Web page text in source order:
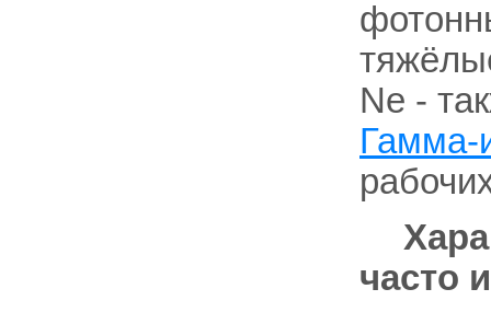
Ne -
Гамма-
часто